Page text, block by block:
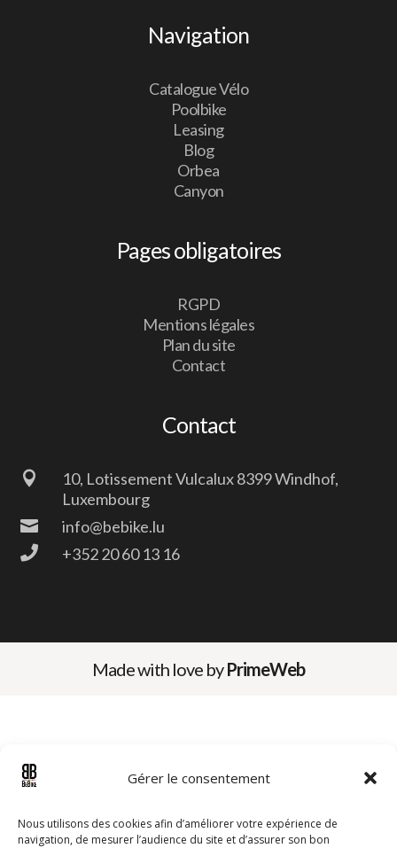
Gérer le consentement
Nous utilisons des cookies afin d’améliorer votre expérience de
navigation, de mesurer l’audience du site et d’assurer son bon
Navigation
Catalogue Vélo
Poolbike
Leasing
Blog
Orbea
Canyon
Pages obligatoires
RGPD
Mentions légales
Plan du site
Contact
Contact

10, Lotissement Vulcalux 8399 Windhof,
Luxembourg
 info@bebike.lu
 +352 20 60 13 16
Made with love byPrimeWeb